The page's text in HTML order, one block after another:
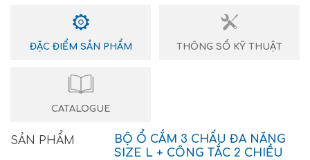
ĐẶC ĐIỂM SẢN PHẨM THÔNG SỐ KỸ THUẬT
CATALOGUE
SẢN PHẨM
BỘ Ổ CẮM 3 CHẤU ĐA NĂNG
SIZE L + CÔNG TẮC 2 CHIỀU